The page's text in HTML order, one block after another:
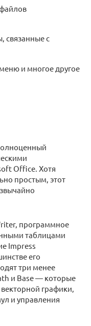
связанные с
и многое другое
Office. Хотя
простым, этот
программное
таблицами
Impress
его
три менее
и Base — которые
графики,
и управления